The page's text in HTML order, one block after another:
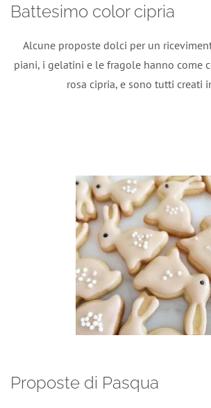
Battesimo color cipria
Alcune proposte dolci per un
piani, i gelatini e le fragole hanno come
rosa cipria, e sono tutti creati
Proposte di Pasqua